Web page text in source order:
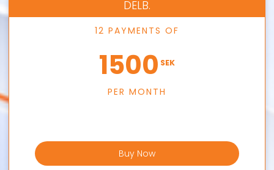
DELB.
12 PAYMENTS OF
1500 SEK
PER MONTH
Buy Now